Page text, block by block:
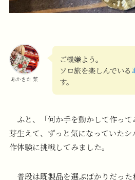
あかさた 菜
ご機嫌よう。
ソロ旅を楽しんでいる
す。
ふと、「何か手を動かして作っ
芽生えて、ずっと気になっていたシ
作体験に挑戦してみました。
普段は既製品を選ぶばかりだっ